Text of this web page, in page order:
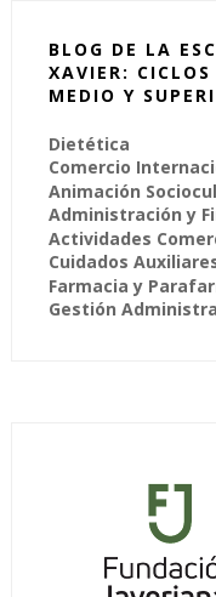
BLOG DE LA
XAVIER:
MEDIO Y
Dietética
Comercio
Animación
Administración y
Actividades
Cuidados
Farmacia y
Gestión